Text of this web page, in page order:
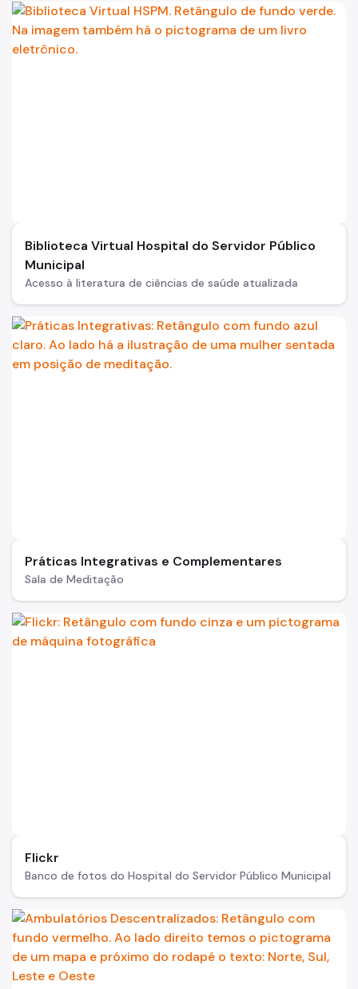
Biblioteca Virtual Hospital do Servidor Público
Municipal
Acesso à literatura de ciências de saúde atualizada
Práticas Integrativas e Complementares
Sala de Meditação
Flickr
Banco de fotos do Hospital do Servidor Público Municipal